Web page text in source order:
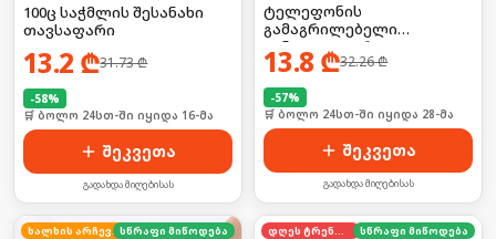
100ც საჭმლის შესანახი
თავსაფარი
13.2 ₾31.73₾
-58%
🛒 ბოლო 24სთ-ში იყიდა 16-მა
შეკვეთა
გადახდა მიღებისას
ტელეფონის
გამაგრილებელი
ვინტილატორი
13.8 ₾32.26₾
-57%
🛒 ბოლო 24სთ-ში იყიდა 28-მა
შეკვეთა
გადახდა მიღებისას
ხალხის არჩევანისწრაფი მიწოდება სწრაფი მიწოდება